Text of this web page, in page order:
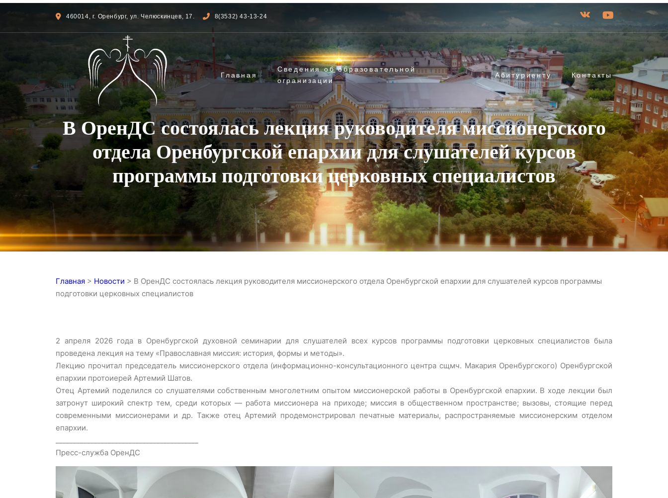
460014, г. Оренбург, ул. Челюскинцев, 17. 8(3532) 43-13-24
Главная
Сведения об образовательной
огранизации
Абитуриенту Контакты
В ОренДС состоялась лекция руководителя миссионерского
отдела Оренбургской епархии для слушателей курсов
программы подготовки церковных специалистов
02.04.2026
Главная > Новости > В ОренДС состоялась лекция руководителя миссионерского отдела Оренбургской епархии для слушателей курсов программы
подготовки церковных специалистов
2 апреля 2026 года в Оренбургской духовной семинарии для слушателей всех курсов программы подготовки церковных специалистов была
проведена лекция на тему «Православная миссия: история, формы и методы».
Лекцию прочитал председатель миссионерского отдела (информационно-консультационного центра сщмч. Макария Оренбургского) Оренбургской
епархии протоиерей Артемий Шатов.
Отец Артемий поделился со слушателями собственным многолетним опытом миссионерской работы в Оренбургской епархии. В ходе лекции был
затронут широкий спектр тем, среди которых — работа миссионера на приходе; миссия в общественном пространстве; вызовы, стоящие перед
современными миссионерами и др. Также отец Артемий продемонстрировал печатные материалы, распространяемые миссионерским отделом
епархии.
Пресс-служба ОренДС